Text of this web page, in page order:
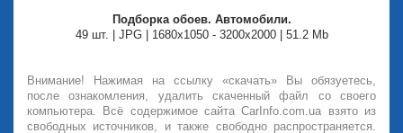
Подборка обоев. Автомобили.
49 шт. | JPG | 1680х1050 - 3200х2000 | 51.2 Mb
Внимание! Нажимая на ссылку «скачать» Вы обязуетесь,
после ознакомления, удалить скаченный файл со своего
компьютера. Всё содержимое сайта CarInfo.com.ua взято из
свободных источников, и также свободно распространяется.